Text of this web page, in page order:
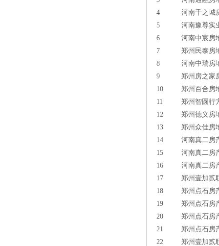
4
河南千之城
5
河南豫尊实
6
河南中宸房
7
郑州民泰房
8
河南中瑞房
9
郑州房之家
10
郑州百合房
11
郑州智圆行
12
郑州德义房
13
郑州众佳房
14
河南真二房
15
河南真二房
16
河南真二房
17
郑州壹加贰
18
郑州点石房
19
郑州点石房
20
郑州点石房
21
郑州点石房
22
郑州壹加贰